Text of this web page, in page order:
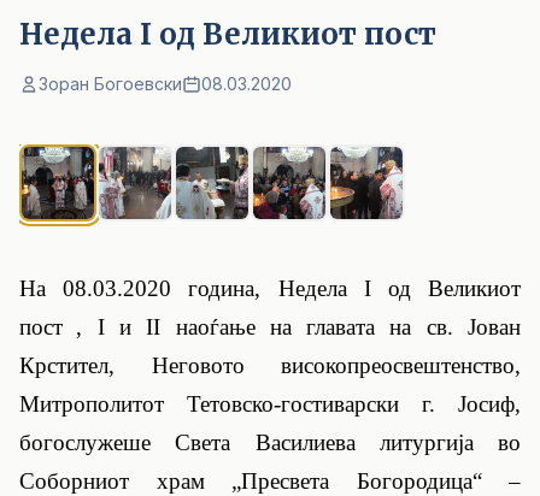
Недела I од Великиот пост
Зоран Богоевски 08.03.2020
На 08.03.2020 година, Недела I од Великиот
пост , I иII наоѓање на главата на св. Јован
Крстител, Неговото високопреосвештенство,
Митрополитот Тетовско-гостиварски г. Јосиф,
богослужеше Света Василиева литургија во
Соборниот храм „Пресвета Богородица“ –